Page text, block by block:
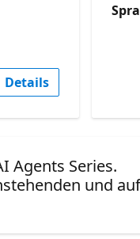
Details
Agents Series.
und